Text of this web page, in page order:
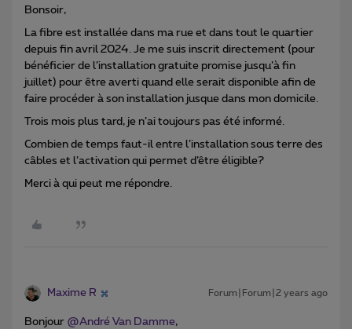
Bonsoir,
La fibre est installée dans ma rue et dans tout le quartier
depuis fin avril 2024. Je me suis inscrit directement (pour
bénéficier de l’installation gratuite promise jusqu’à fin
juillet) pour être averti quand elle serait disponible afin de
faire procéder à son installation jusque dans mon domicile.
Trois mois plus tard, je n’ai toujours pas été informé.
Combien de temps faut-il entre l’installation sous terre des
câbles et l’activation qui permet d’être éligible?
Merci à qui peut me répondre.
Maxime R Forum|Forum|2 years ago
Bonjour @André Van Damme,